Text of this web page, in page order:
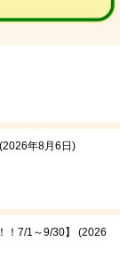
2026年8月6日
！7/1～9/30】
2026